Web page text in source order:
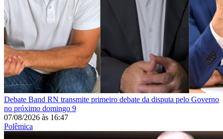
Debate Band RN transmite primeiro debate da disputa pelo Governo
no próximo domingo 9
07/08/2026 às 16:47
Polêmica